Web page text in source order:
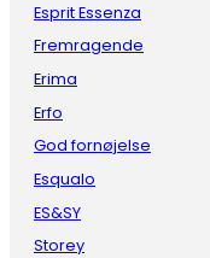
Esprit Essenza
Fremragende
Erima
Erfo
God fornøjelse
Esqualo
ES&SY
Storey